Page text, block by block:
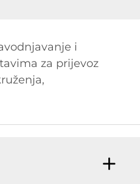
i
za prijevoz